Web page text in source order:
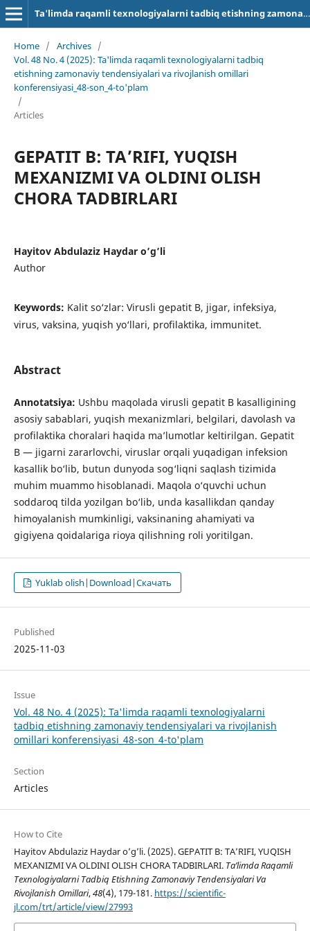
Ta'limda raqamli texnologiyalarni tadbiq etishning zamonaviy tendensiyalari va rivojlanish omillari
Home / Archives /
Vol. 48 No. 4 (2025): Ta'limda raqamli texnologiyalarni tadbiq
etishning zamonaviy tendensiyalari va rivojlanish omillari
konferensiyasi_48-son_4-to'plam
/
Articles
GEPATIT B: TA’RIFI, YUQISH
MEXANIZMI VA OLDINI OLISH
CHORA TADBIRLARI
Hayitov Abdulaziz Haydar o’g’li
Author
Keywords: Kalit so‘zlar: Virusli gepatit B, jigar, infeksiya,
virus, vaksina, yuqish yo‘llari, profilaktika, immunitet.
Abstract
Annotatsiya: Ushbu maqolada virusli gepatit B kasalligining
asosiy sabablari, yuqish mexanizmlari, belgilari, davolash va
profilaktika choralari haqida ma’lumotlar keltirilgan. Gepatit
B — jigarni zararlovchi, viruslar orqali yuqadigan infeksion
kasallik bo‘lib, butun dunyoda sog‘liqni saqlash tizimida
muhim muammo hisoblanadi. Maqola o‘quvchi uchun
soddaroq tilda yozilgan bo‘lib, unda kasallikdan qanday
himoyalanish mumkinligi, vaksinaning ahamiyati va
gigiyena qoidalariga rioya qilishning roli yoritilgan.
Yuklab olish|Download|Скачать
Published
2025-11-03
Issue
Vol. 48 No. 4 (2025): Ta'limda raqamli texnologiyalarni
tadbiq etishning zamonaviy tendensiyalari va rivojlanish
omillari konferensiyasi_48-son_4-to'plam
Section
Articles
How to Cite
Hayitov Abdulaziz Haydar o’g’li. (2025). GEPATIT B: TA’RIFI, YUQISH
MEXANIZMI VA OLDINI OLISH CHORA TADBIRLARI. Ta’limda Raqamli
Texnologiyalarni Tadbiq Etishning Zamonaviy Tendensiyalari Va
Rivojlanish Omillari,48(4), 179-181. https://scientific-
jl.com/trt/article/view/27993